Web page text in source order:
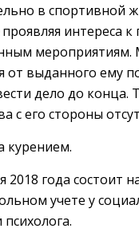
в спортивной
интереса к
мероприятиям.
от выданного ему
дело до конца.
с его стороны
курением.
2018 года состоит
учете у
психолога.